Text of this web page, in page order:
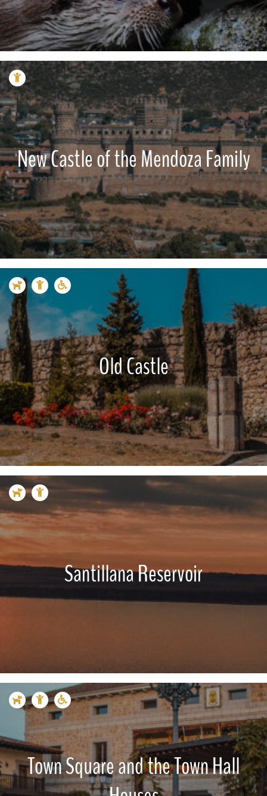
New Castle of the Mendoza Family
Old Castle
Santillana Reservoir
Town Square and the Town Hall